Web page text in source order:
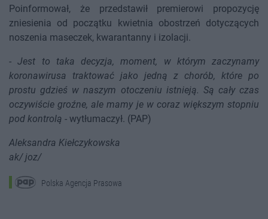
Poinformował, że przedstawił premierowi propozycję
zniesienia od początku kwietnia obostrzeń dotyczących
noszenia maseczek, kwarantanny i izolacji.
-Jest to taka decyzja, moment, w którym zaczynamy
koronawirusa traktować jako jedną z chorób, które po
prostu gdzieś w naszym otoczeniu istnieją. Są cały czas
oczywiście groźne, ale mamy je w coraz większym stopniu
pod kontrolą - wytłumaczył. (PAP)
Aleksandra Kiełczykowska
ak/ joz/
Polska Agencja Prasowa